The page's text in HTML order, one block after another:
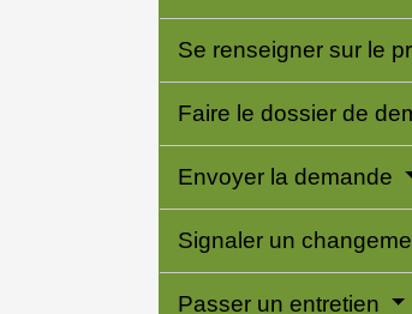
Se renseigner sur le
Faire le dossier de
Envoyer la demande
Signaler un
Passer un entretien